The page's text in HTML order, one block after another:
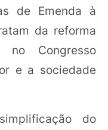
de Emenda à
da reforma
no Congresso
e a sociedade
do